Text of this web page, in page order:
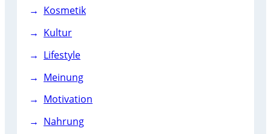
Kosmetik
Kultur
Lifestyle
Meinung
Motivation
Nahrung